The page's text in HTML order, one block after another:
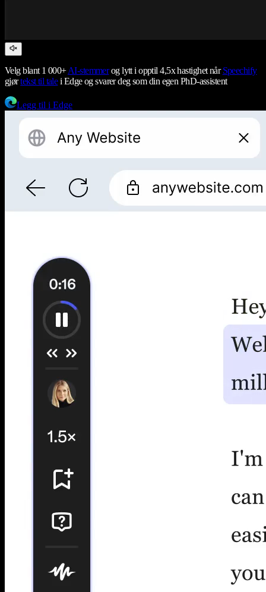
Velg blant 1 000+AI-stemmerog lytt i opptil 4,5x hastighet nårSpeechify
gjørtekst til talei Edge og svarer deg som din egen PhD-assistent
Legg til i Edge